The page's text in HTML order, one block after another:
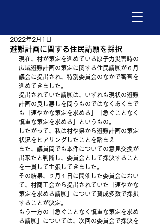
避難計画に関する住民請願を採択
2022年2月1日
現在、村が策定を進めている原子力災害時の
広域避難計画の策定に関する住民請願が６月
議会に提出され、特別委員会のなかで審査を
進めてきました。
提出されていた請願は、いずれも現状の避難
計画の良し悪しを問うものではなくあくまで
も「速やかな策定を求める」「急ぐことなく
慎重な策定を求める」というもの。
したがって、私は村や県から避難計画の策定
状況をヒアリングしたことを踏まえ
また、議員間でも本件についての意見交換が
出来たと判断し、委員会として採決すること
を一貫して主張してきました。
その結果、２月１日に開催した委員会におい
て、村商工会から提出されていた「速やかな
策定を求める請願」について賛成多数で採択
することが決定。
もう一方の「急ぐことなく慎重な策定を求め
る請願」については、次回の委員会で採決を